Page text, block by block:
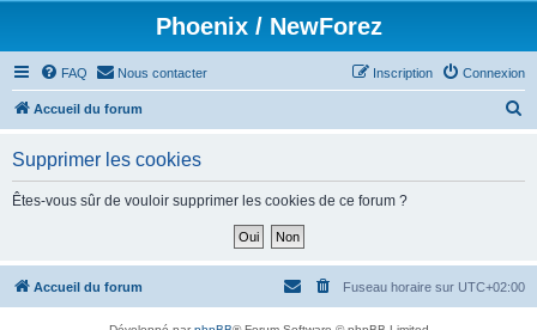
Phoenix / NewForez
FAQ Nous contacter Connexion
Inscription
Accueil du forum
h
Supprimer les cookies
Êtes-vous sûr de vouloir supprimer les cookies de ce forum ?
Accueil du forum Fuseau horaire sur UTC+02:00